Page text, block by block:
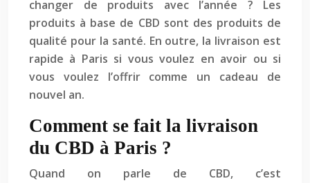
changer de produits avec l’année ? Les
produits à base de CBD sont des produits de
qualité pour la santé. En outre, la livraison est
rapide à Paris si vous voulez en avoir ou si
vous voulez l’offrir comme un cadeau de
nouvel an.
Comment se fait la livraison
du CBD à Paris ?
Quand on parle de CBD, c’est